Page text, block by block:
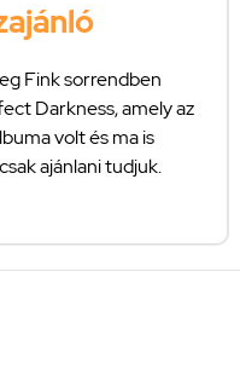
Fink sorrendben
Darkness, amely az
volt és ma is
ajánlani tudjuk.